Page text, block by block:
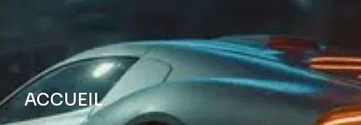
ACCUEIL